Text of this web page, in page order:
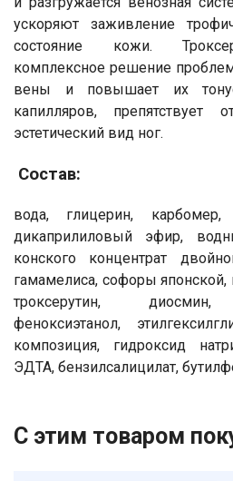
ускоряют заживление
состояние кожи.
комплексное решение
вены и повышает их
капилляров, препятствует
эстетический вид ног.
Состав:
вода, глицерин, карбомер,
дикаприлиловый эфир,
конского концентрат
гамамелиса, софоры японской,
троксерутин, диосмин,
феноксиэтанол,
композиция, гидроксид
ЭДТА, бензилсалицилат,
С этим товаром
Ваше имя
Отправить
Нажимая на кнопку
персональных данных